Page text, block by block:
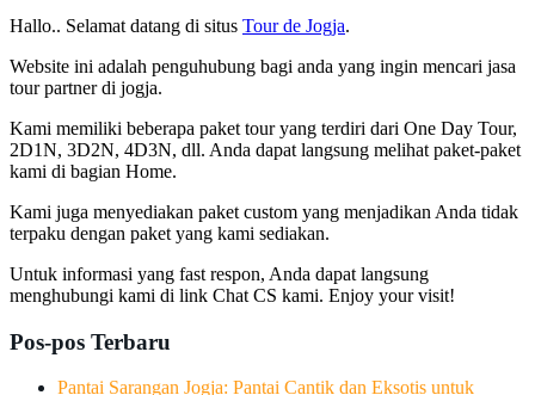
Hallo.. Selamat datang di situs Tour de Jogja.
Website ini adalah penguhubung bagi anda yang ingin mencari jasa
tour partner di jogja.
Kami memiliki beberapa paket tour yang terdiri dari One Day Tour,
2D1N, 3D2N, 4D3N, dll. Anda dapat langsung melihat paket-paket
kami di bagian Home.
Kami juga menyediakan paket custom yang menjadikan Anda tidak
terpaku dengan paket yang kami sediakan.
Untuk informasi yang fast respon, Anda dapat langsung
menghubungi kami di link Chat CS kami. Enjoy your visit!
Pos-pos Terbaru
Pantai Sarangan Jogja: Pantai Cantik dan Eksotis untuk